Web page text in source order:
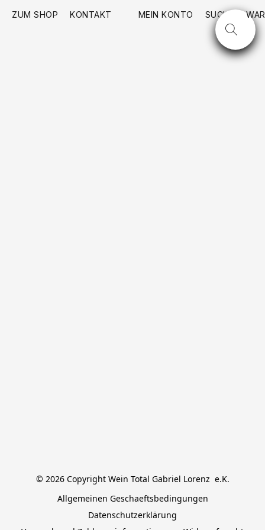
ZUM SHOP KONTAKT MEIN KONTO SUCHE
© 2026 Copyright Wein Total Gabriel Lorenz  e.K.
Allgemeinen Geschaeftsbedingungen
Datenschutzerklärung